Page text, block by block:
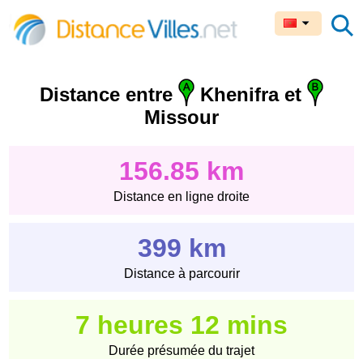
Distance entre
Khenifra et
Missour
156.85 km
Distance en ligne droite
399 km
Distance à parcourir
7 heures 12 mins
Durée présumée du trajet